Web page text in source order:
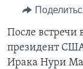
навигации
Перейти
поиск
ИТОГИ
ПОЧЕМУ ЭТО
ДИСКУССИЯ
НАША
А КАК В
АРТЕФАКТЫ
ИНТЕРВЬЮ
ФАКТЫ
ЗА СВОБОДУ
После
президент
Ирака Нури